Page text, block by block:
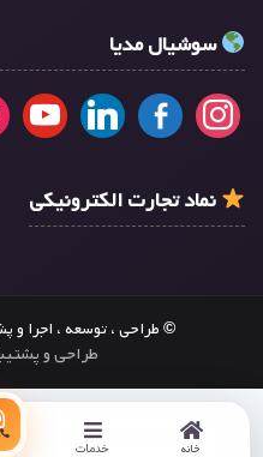
خانه خدمات
سوشیال مدیا
نماد تجارت الکترونیکی
© طراحی ، توسعه ، اجرا و
طراحی و